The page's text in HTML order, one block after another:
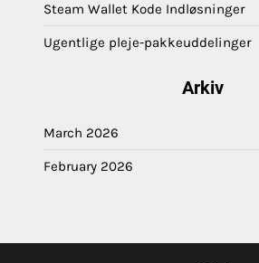
Steam Wallet Kode Indløsninger
Ugentlige pleje-pakkeuddelinger
Arkiv
March 2026
February 2026